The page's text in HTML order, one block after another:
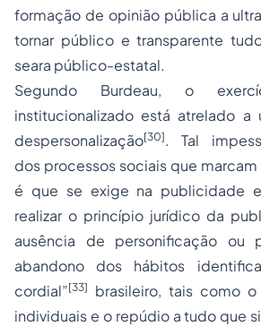
formação de opinião pública a
tornar público e transparente
seara público-estatal.
Segundo Burdeau, o
institucionalizado está atrelado a
despersonalização[30]. Tal
dos processos sociais que
é que se exige na publicidade
realizar o princípio jurídico da
ausência de personificação ou
abandono dos hábitos
cordial”[33]
brasileiro, tais como
individuais e o repúdio a tudo que